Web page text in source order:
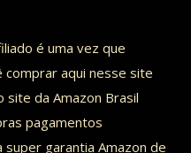
é uma vez que
aqui nesse site
da Amazon Brasil
pagamentos
garantia Amazon de